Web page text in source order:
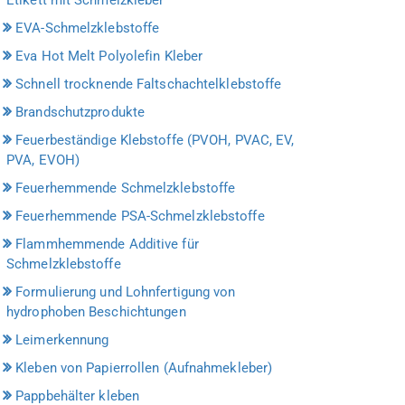
EVA-Schmelzklebstoffe
Eva Hot Melt Polyolefin Kleber
Schnell trocknende Faltschachtelklebstoffe
Brandschutzprodukte
Feuerbeständige Klebstoffe (PVOH, PVAC, EV,
PVA, EVOH)
Feuerhemmende Schmelzklebstoffe
Feuerhemmende PSA-Schmelzklebstoffe
Flammhemmende Additive für
Schmelzklebstoffe
Formulierung und Lohnfertigung von
hydrophoben Beschichtungen
Leimerkennung
Kleben von Papierrollen (Aufnahmekleber)
Pappbehälter kleben